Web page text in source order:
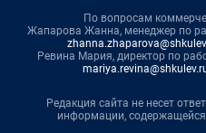
По вопросам
Жапарова Жанна, менеджер по
Ревина Мария, директор по
Редакция сайта не несет
информации,